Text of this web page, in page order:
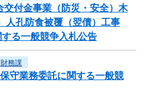
付金事業（防災・安全）木
人孔防食被覆（翌債）工事
する一般競争入札公告
務課
守業務委託に関する一般競